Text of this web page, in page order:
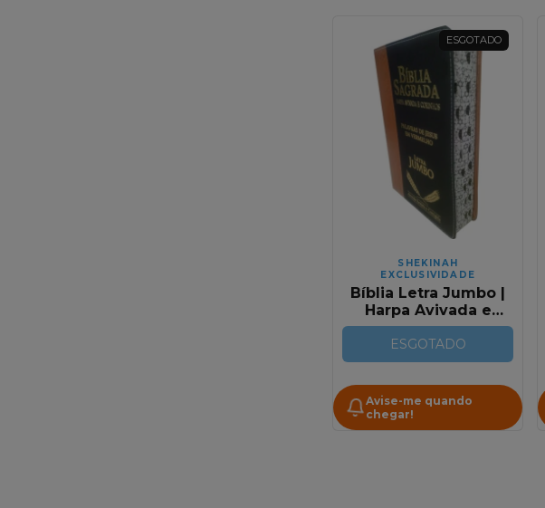
ESGOTADO
SHEKINAH
EXCLUSIVIDADE
Bíblia Letra Jumbo |
Harpa Avivada e
Corinhos | RC |
Marrom Claro e
Preto
ESGOTADO
Avise-me quando
chegar!